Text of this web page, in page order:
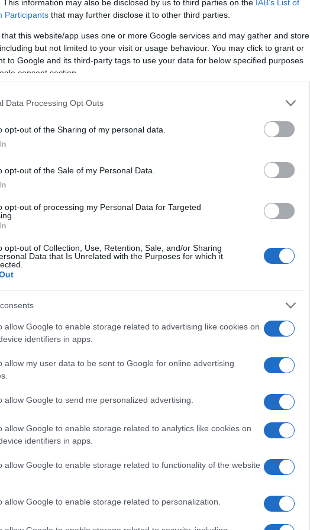
This information may also be disclosed by us to third parties on the IAB’s List of
Participants that may further disclose it to other third parties.
that this website/app uses one or more Google services and may gather and store
but not limited to your visit or usage behaviour. You may click to grant or
to Google and its third-party tags to use your data for below specified purposes
consent section.
Data Processing Opt Outs
opt-out of the Sharing of my personal data.
opt-out of the Sale of my Personal Data.
opt-out of processing my Personal Data for Targeted
opt-out of Collection, Use, Retention, Sale, and/or Sharing
Data that Is Unrelated with the Purposes for which it
allow Google to enable storage related to advertising like cookies on
identifiers in apps.
allow my user data to be sent to Google for online advertising
allow Google to send me personalized advertising.
allow Google to enable storage related to analytics like cookies on
identifiers in apps.
allow Google to enable storage related to functionality of the website
allow Google to enable storage related to personalization.
ασυλίας μου»
Η βουλευτής του ΣΥΡΙΖΑ, Έλενα
Ακρίτα απάντησε άμεσα για την
νομική προσφυγή της Μαρέβας
Μητσοτάκη και της Νέας
Δημοκρατίας με αφορμή
κάνει στα μέσα κοινωνικης
διαψεύδει το δημοσίευμα της
«Εστίας» για το sms
Τέταρτη διάψευση έρχεται για το
«Εστία», που κάνει λόγο για sms
της συζύγου του πρωθυπουργού
προς τον επιχειρηματία Βαγγέλη
01/04/2024 - 17:48
Μητσοτάκη κατά της Έλενας
βουλευτή ζητά η ΝΔ